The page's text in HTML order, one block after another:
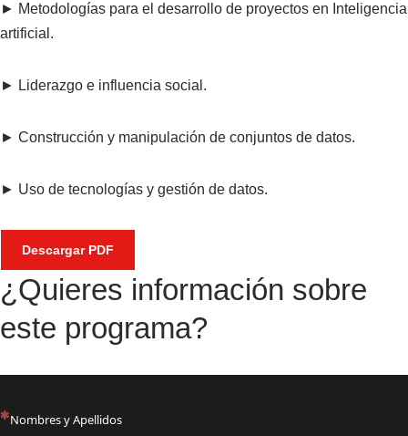
► Metodologías para el desarrollo de proyectos en Inteligencia
artificial.
► Liderazgo e influencia social.
► Construcción y manipulación de conjuntos de datos.
► Uso de tecnologías y gestión de datos.
Descargar PDF
¿Quieres información sobre
este programa?